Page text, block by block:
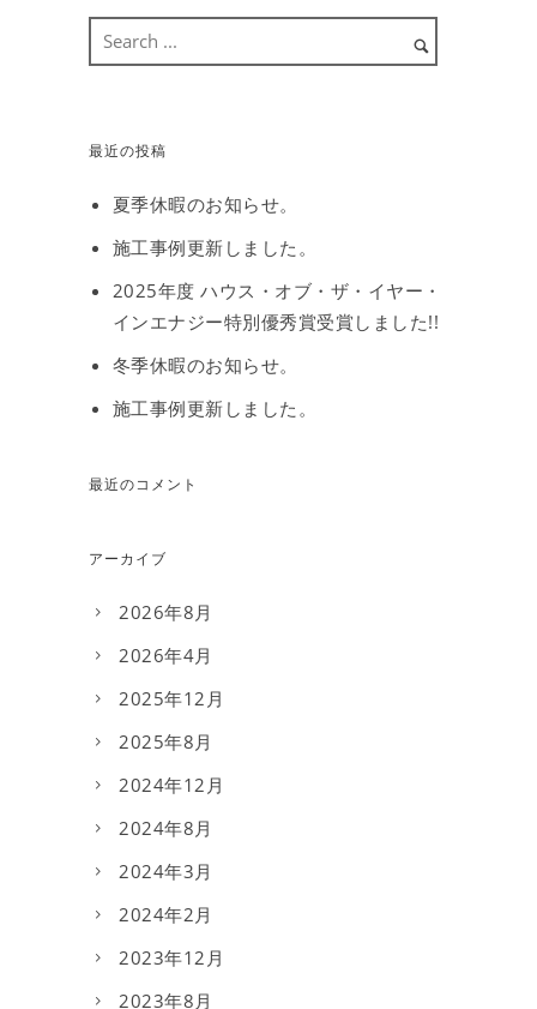
最近の投稿
夏季休暇のお知らせ。
施工事例更新しました。
2025年度 ハウス・オブ・ザ・イヤー・
インエナジー特別優秀賞受賞しました!!
冬季休暇のお知らせ。
施工事例更新しました。
最近のコメント
アーカイブ
2026年8月
2026年4月
2025年12月
2025年8月
2024年12月
2024年8月
2024年3月
2024年2月
2023年12月
2023年8月